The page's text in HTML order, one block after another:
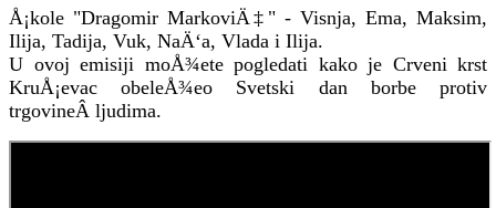
Å¡kole "Dragomir MarkoviÄ‡" - Visnja, Ema, Maksim,
Ilija, Tadija, Vuk, NaÄ‘a, Vlada i Ilija.
U ovoj emisiji moÅ¾ete pogledati kako je Crveni krst
KruÅ¡evac obeleÅ¾eo Svetski dan borbe protiv
trgovineÂ ljudima.